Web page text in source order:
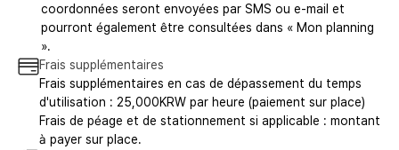
coordonnées seront envoyées par SMS ou e-mail et
pourront également être consultées dans « Mon planning
».
Frais supplémentaires
Frais supplémentaires en cas de dépassement du temps
d'utilisation : 25,000KRW par heure (paiement sur place)
Frais de péage et de stationnement si applicable : montant
à payer sur place.